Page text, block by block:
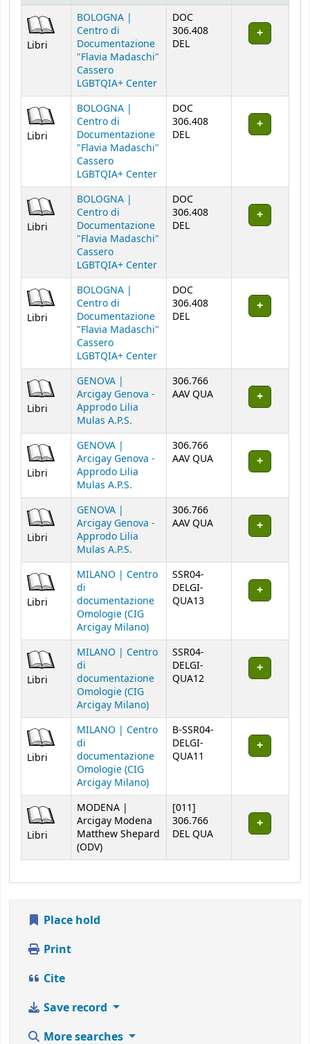
Holdings
Libri
BOLOGNA |
Centro di
Documentazione
"Flavia Madaschi"
Cassero
LGBTQIA+ Center
DOC
306.408
DEL
Libri
BOLOGNA |
Centro di
Documentazione
"Flavia Madaschi"
Cassero
LGBTQIA+ Center
DOC
306.408
DEL
Libri
BOLOGNA |
Centro di
Documentazione
"Flavia Madaschi"
Cassero
LGBTQIA+ Center
DOC
306.408
DEL
Libri
BOLOGNA |
Centro di
Documentazione
"Flavia Madaschi"
Cassero
LGBTQIA+ Center
DOC
306.408
DEL
Libri
GENOVA |
Arcigay Genova -
Approdo Lilia
Mulas A.P.S.
306.766
AAV QUA
Libri
GENOVA |
Arcigay Genova -
Approdo Lilia
Mulas A.P.S.
306.766
AAV QUA
Libri
GENOVA |
Arcigay Genova -
Approdo Lilia
Mulas A.P.S.
306.766
AAV QUA
Libri
MILANO | Centro
di
documentazione
Omologie (CIG
Arcigay Milano)
SSR04-
DELGI-
QUA13
Libri
MILANO | Centro
di
documentazione
Omologie (CIG
Arcigay Milano)
SSR04-
DELGI-
QUA12
Libri
MILANO | Centro
di
documentazione
Omologie (CIG
Arcigay Milano)
B-SSR04-
DELGI-
QUA11
Libri
MODENA |
Arcigay Modena
Matthew Shepard
(ODV)
[011]
306.766
DEL QUA
Place hold
Print
Cite
Save record
More searches